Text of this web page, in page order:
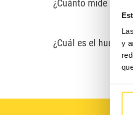
menú
y
modernización de ascensores
Preguntas
¿Cuánto mide la
¿Cuál es el hueco